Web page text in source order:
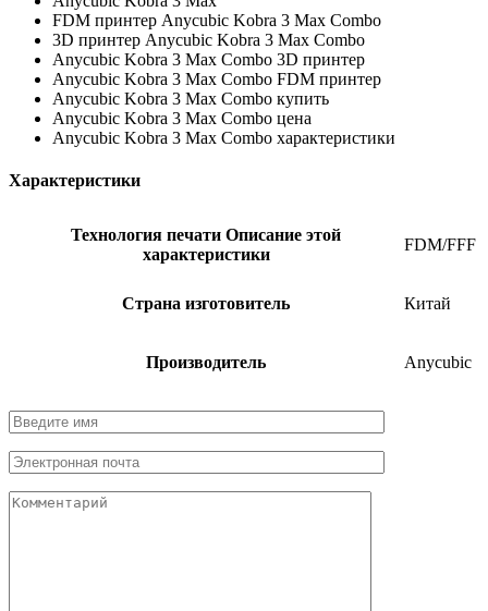
FDM принтер Anycubic Kobra 3 Max Combo
3D принтер Anycubic Kobra 3 Max Combo
Anycubic Kobra 3 Max Combo 3D принтер
Anycubic Kobra 3 Max Combo FDM принтер
Anycubic Kobra 3 Max Combo купить
Anycubic Kobra 3 Max Combo цена
Anycubic Kobra 3 Max Combo характеристики
Характеристики
Технология печати Описание этой
характеристики
FDM/FFF
Страна изготовитель Китай
Производитель Anycubic